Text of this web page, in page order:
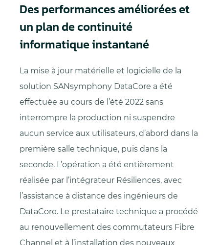
Des performances améliorées et
un plan de continuité
informatique instantané
La mise à jour matérielle et logicielle de la
solution SANsymphony DataCore a été
effectuée au cours de l’été 2022 sans
interrompre la production ni suspendre
aucun service aux utilisateurs, d’abord dans la
première salle technique, puis dans la
seconde. L’opération a été entièrement
réalisée par l’intégrateur Résiliences, avec
l’assistance à distance des ingénieurs de
DataCore. Le prestataire technique a procédé
au renouvellement des commutateurs Fibre
Channel et à l’installation des nouveaux